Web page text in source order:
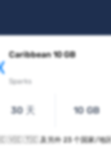
Caribbean 10 GB
Sparks
30 天 10 GB
🇱🇨 🇻🇨 🇹🇨 及另外 23 个国家/地区